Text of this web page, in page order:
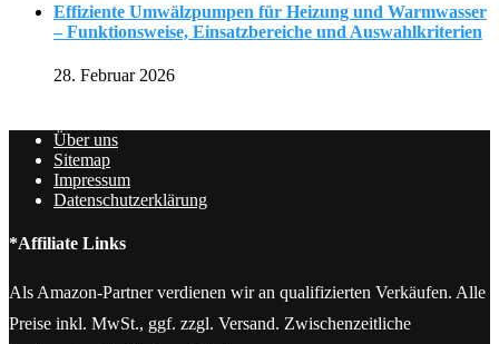
Effiziente Umwälzpumpen für Heizung und Warmwasser
– Funktionsweise, Einsatzbereiche und Auswahlkriterien
28. Februar 2026
Über uns
Sitemap
Impressum
Datenschutzerklärung
*Affiliate Links
Als Amazon-Partner verdienen wir an qualifizierten Verkäufen. Alle
Preise inkl. MwSt., ggf. zzgl. Versand. Zwischenzeitliche